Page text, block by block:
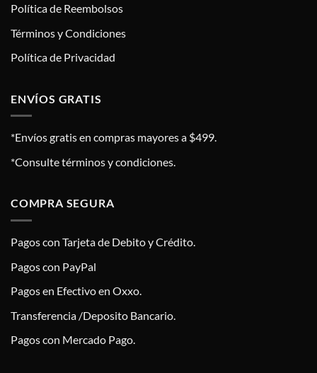
Política de Reembolsos
Términos y Condiciones
Política de Privacidad
ENVÍOS GRATIS
*Envíos gratis en compras mayores a $499.
*Consulte términos y condiciones.
COMPRA SEGURA
Pagos con Tarjeta de Debito y Crédito.
Pagos con PayPal
Pagos en Efectivo en Oxxo.
Transferencia /Deposito Bancario.
Pagos con Mercado Pago.